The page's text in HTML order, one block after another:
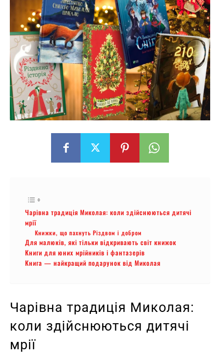
Чарівна традиція Миколая: коли здійснюються дитячі
мрії
Книжки, що пахнуть Різдвом і добром
Для малюків, які тільки відкривають світ книжок
Книги для юних мрійників і фантазерів
Книга — найкращий подарунок від Миколая
Чарівна традиція Миколая:
коли здійснюються дитячі
мрії